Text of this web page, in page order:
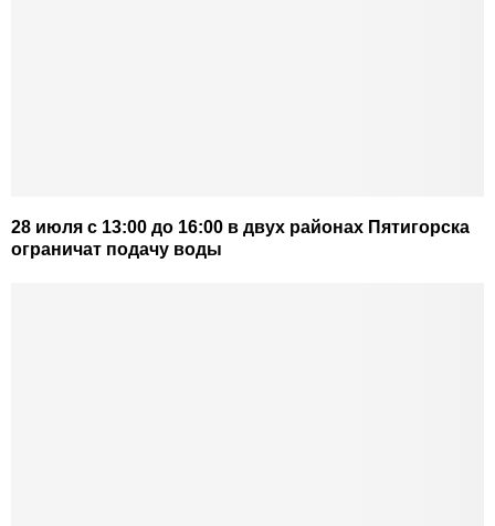
28 июля с 13:00 до 16:00 в двух районах Пятигорска
ограничат подачу воды